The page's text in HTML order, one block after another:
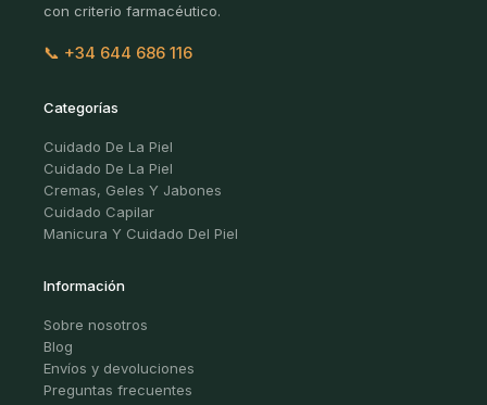
con criterio farmacéutico.
📞 +34 644 686 116
Categorías
Cuidado De La Piel
Cuidado De La Piel
Cremas, Geles Y Jabones
Cuidado Capilar
Manicura Y Cuidado Del Piel
Información
Sobre nosotros
Blog
Envíos y devoluciones
Preguntas frecuentes